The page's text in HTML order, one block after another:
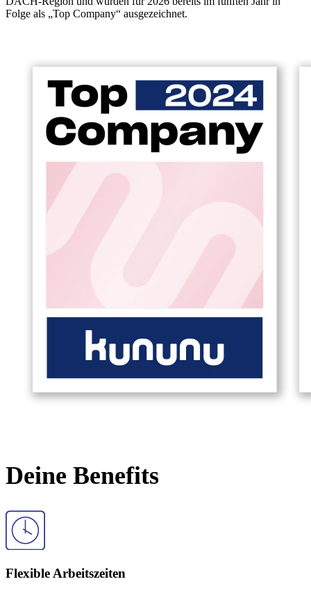
Folge als „Top Company“ ausgezeichnet.
Deine Benefits
Flexible Arbeitszeiten